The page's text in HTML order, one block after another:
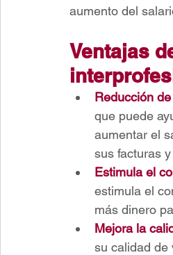
aumento del
Ventajas
Reducción
que puede
aumentar el
sus facturas
Estimula el
estimula el
más dinero
Mejora la
su calidad de